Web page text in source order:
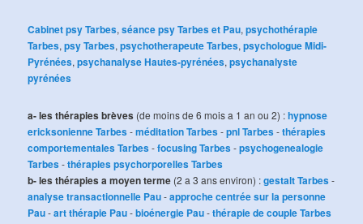
Cabinet psy Tarbes,séance psy Tarbes et Pau,psychothérapie
Tarbes,psy Tarbes,psychotherapeute Tarbes,psychologue Midi-
Pyrénées,psychanalyse Hautes-pyrénées,psychanalyste
pyrénées
a- les thérapies brèves (de moins de 6 mois a 1 an ou 2) :hypnose
ericksonienne Tarbes-méditation Tarbes-pnl Tarbes-thérapies
comportementales Tarbes-focusing Tarbes-psychogenealogie
Tarbes-thérapies psychorporelles Tarbes
b- les thérapies a moyen terme (2 a 3 ans environ) :gestalt Tarbes-
analyse transactionnelle Pau-approche centrée sur la personne
Pau-art thérapie Pau-bioénergie Pau-thérapie de couple Tarbes